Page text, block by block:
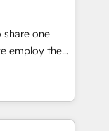
to
house
platforms.
Belgium, The
share one
in our
and
on-month
methods